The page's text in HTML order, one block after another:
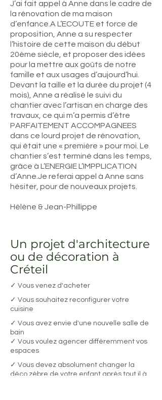
J’ai fait appel à Anne dans le cadre de
la rénovation de ma maison
d’enfance.A L’ECOUTE et force de
proposition, Anne a su respecter
l’histoire de cette maison du début
20ème siècle, et proposer des idées
pour la mettre aux goûts de notre
famille et aux usages d’aujourd’hui.
Devant la taille et la durée du projet (4
mois), Anne a réalisé le suivi du
chantier avec l’artisan en charge des
travaux, ce qui m’a permis d’être
PARFAITEMENT ACCOMPAGNEES
dans ce lourd projet de rénovation,
qui était une « première » pour moi. Le
chantier s’est terminé dans les temps,
grâce à L’ENERGIE L’IMPPLICATION
d’Anne.Je referai appel à Anne sans
hésiter, pour de nouveaux projets.
Hélène & Jean-Phillippe
Un projet d'architecture
ou de décoration à
Créteil
✓ Vous venez d'acheter
✓ Vous souhaitez reconfigurer votre
cuisine
✓ Vous avez envie d'une nouvelle salle de
bain
✓ Vous voulez agencer différemment vos
espaces
✓ Vous devez absolument changer la
déco zèbre de votre enfant après tout il à